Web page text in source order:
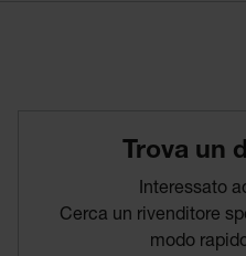
Trova­ un­
Interessato
Cerca un rivenditore
modo